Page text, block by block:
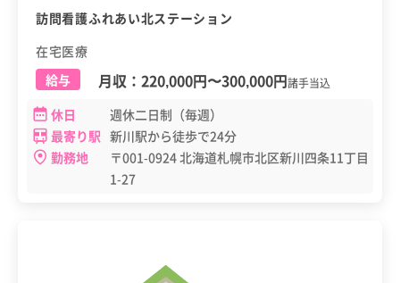
訪問看護ふれあい北ステーション
在宅医療
給与
月収： 220,000円〜300,000円諸手当込
休日
週休二日制（毎週）
最寄り駅 新川駅から徒歩で24分
勤務地
〒001-0924 北海道札幌市北区新川四条11丁目
1-27